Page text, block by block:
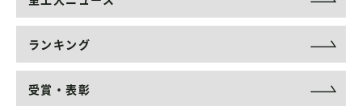
ランキング
受賞・表彰